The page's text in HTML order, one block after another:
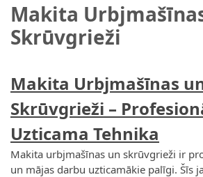
Makita
Skrūvgrieži
Makita Urbjmašīnas
Skrūvgrieži –
Uzticama Tehnika
Makita urbjmašīnas un skrūvgrieži ir
un mājas darbu uzticamākie palīgi. Šīs